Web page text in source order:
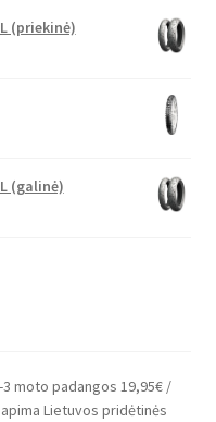
(priekinė)
(galinė)
moto padangos 19,95€ /
Lietuvos pridėtinės